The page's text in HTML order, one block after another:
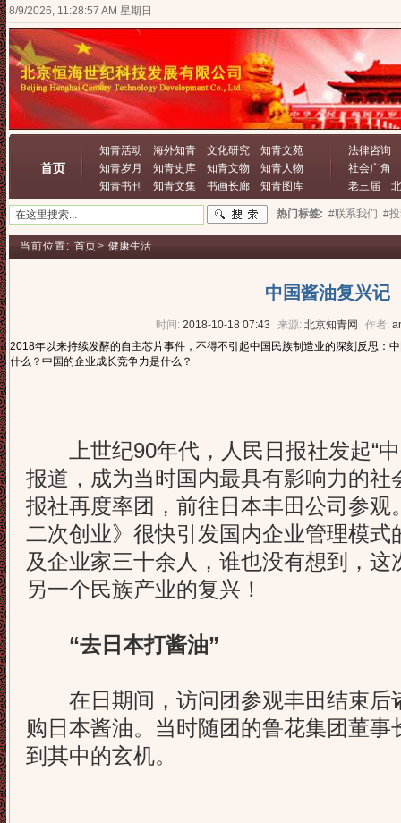
8/9/2026, 11:28:58 AM 星期日
首页
知青活动 海外知青 文化研究
知青文苑
知青岁月
知青史库 知青文物
知青人物
知青书刊
知青文集 书画长廊 知青图库
法律咨询
社会广角
老三届
热门标签: #联系我们 #
当前位置: 首页> 健康生活
中国酱油复兴记
时间: 2018-10-18 07:43 来源: 北京知青网 作者:
2018年以来持续发酵的自主芯片事件，不得不引起中国民族制造业的深刻反思：
什么？中国的企业成长竞争力是什么？
上世纪90年代，人民日报社发起“中
报道，成为当时国内最具有影响力的社
报社再度率团，前往日本丰田公司参观
二次创业》很快引发国内企业管理模式
及企业家三十余人，谁也没有想到，
另一个民族产业的复兴！
“去日本打酱油”
在日期间，访问团参观丰田结束后
购日本酱油。当时随团的鲁花集团董
到其中的玄机。